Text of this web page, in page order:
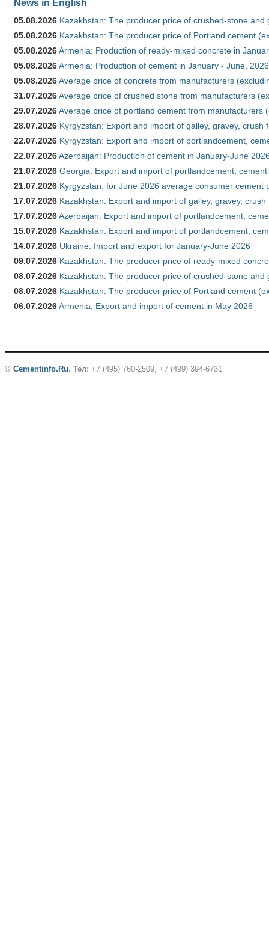
News in English
05.08.2026 Kazakhstan: The producer price of crushed-stone and
05.08.2026 Kazakhstan: The producer price of Portland cement
05.08.2026Armenia: Production of ready-mixed concrete in
05.08.2026Armenia: Production of cement in January - June, 2026
05.08.2026Average price of concrete from manufacturers
31.07.2026Average price of crushed stone from manufacturers
29.07.2026Average price of portland cement from manufacturers
28.07.2026 Kyrgyzstan: Export and import of galley, gravey,
22.07.2026 Kyrgyzstan: Export and import of portlandcement,
22.07.2026Azerbaijan: Production of cement in January-June
21.07.2026 Georgia: Export and import of portlandcement,
21.07.2026 Kyrgyzstan: for June 2026 average consumer cement
17.07.2026 Kazakhstan: Export and import of galley, gravey,
17.07.2026Azerbaijan: Export and import of portlandcement,
15.07.2026 Kazakhstan: Export and import of portlandcement,
14.07.2026 Ukraine: Import and export for January-June 2026
09.07.2026 Kazakhstan: The producer price of ready-mixed
08.07.2026 Kazakhstan: The producer price of crushed-stone and
08.07.2026 Kazakhstan: The producer price of Portland cement
06.07.2026Armenia: Export and import of cement in May 2026
© Cementinfo.Ru. Тел: +7 (495) 760-2509, +7 (499) 394-6731